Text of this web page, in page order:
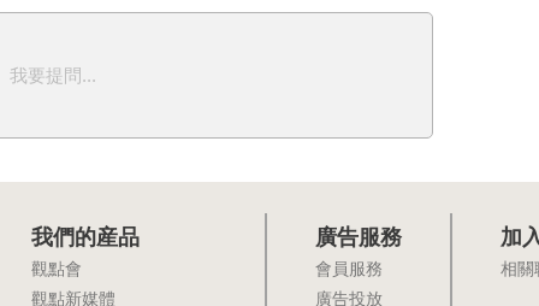
我要提問...
我們的産品
觀點會
觀點新媒體
廣告服務
會員服務
廣告投放
加
相關